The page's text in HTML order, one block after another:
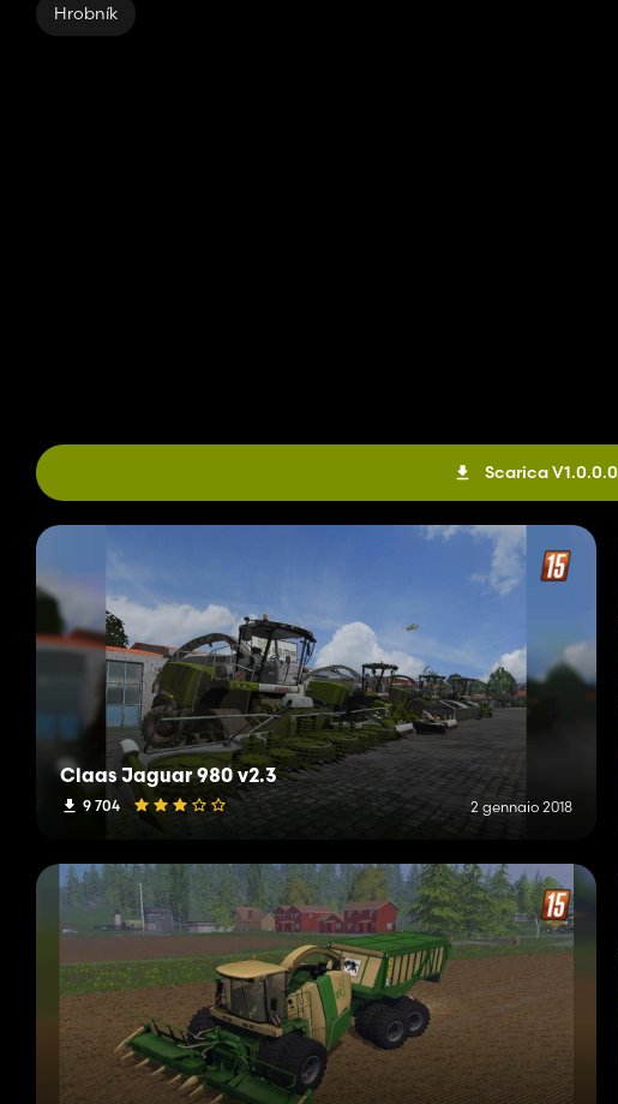
Hrobník
Scarica V1.0.0.0
Claas Jaguar 980 v2.3
9 704 2 gennaio 2018